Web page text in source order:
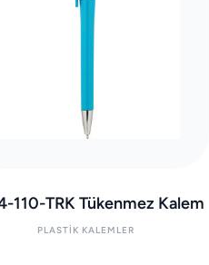
110-TRK Tükenmez Kalem
PLASTIK KALEMLER